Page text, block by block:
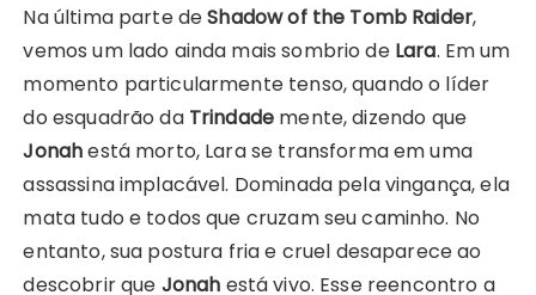
Na última parte deShadow of the Tomb Raider,
vemos um lado ainda mais sombrio de Lara. Em um
momento particularmente tenso, quando o líder
do esquadrão da Trindade mente, dizendo que
Jonahestá morto, Lara se transforma em uma
assassina implacável. Dominada pela vingança, ela
mata tudo e todos que cruzam seu caminho. No
entanto, sua postura fria e cruel desaparece ao
descobrir que Jonah está vivo. Esse reencontro a